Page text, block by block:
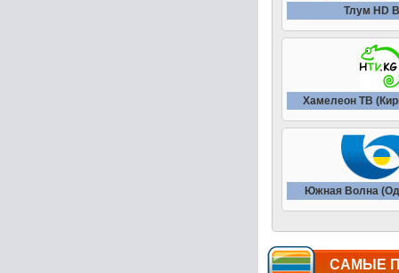
Тлум HD
Хамелеон ТВ
Южная Волна
САМЫЕ